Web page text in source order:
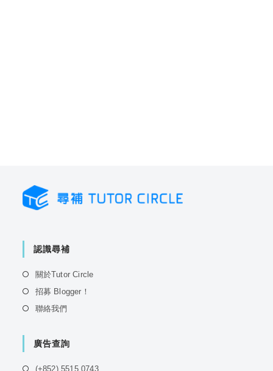
認識尋補
關於Tutor CircleOpens
招募 Blogger！
聯絡我們
new
廣告查詢
(+852) 5515 0743Opens